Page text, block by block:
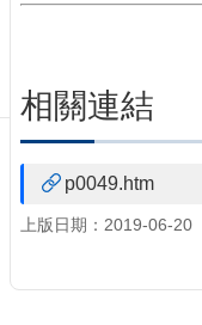
覽
消
於
我
相關連結
p0049.htm
上版日期：2019-06-20